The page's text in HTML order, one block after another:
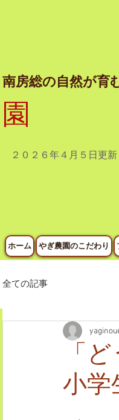
南房総の自然が育
園
２０２６年４月５日 更新
ホーム やぎ農園のこだわり
全ての記事
「
小学